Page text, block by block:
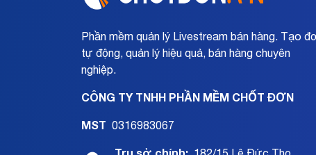
Phần mềm quản lý Livestream bán hàng. Tạo
tự động, quản lý hiệu quả, bán hàng chuyên
nghiệp.
CÔNG TY TNHH PHẦN MỀM CHỐT ĐƠN
MST 0316983067